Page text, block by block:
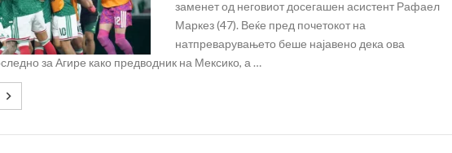
заменет од неговиот досегашен асистент Рафаел
Маркез (47). Веќе пред почетокот на
натпреварувањето беше најавено дека ова
за Агире како предводник на Мексико, а …